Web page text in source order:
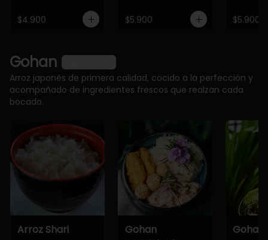
$4.900 $5.900 $5.900
Gohan
Arroz japonés de primera calidad, cocido a la perfección y
acompañado de ingredientes frescos que realzan cada
bocado.
Arroz Shari
Gohan
Gohan